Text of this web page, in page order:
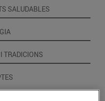
SALUDABLES
TRADICIONS